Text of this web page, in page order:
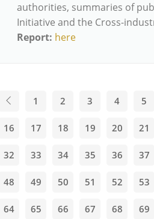
authorities, summaries of
Initiative and the Cross-
Report: here
1 2 3 4 5
16 17 18 19 20 21
32 33 34 35 36 37
48 49 50 51 52 53
64 65 66 67 68 69